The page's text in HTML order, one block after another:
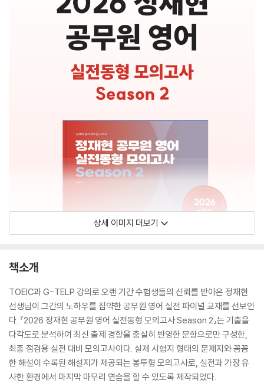
상세 이미지 더보기
책소개
TOEIC과 G-TELP 강의로 오랜 기간 수험생들의 신뢰를 받아온 정재현
선생님이 그간의 노하우를 집약한 공무원 영어 실전 파이널 교재를 선보인
다. 『2026 정재현 공무원 영어 실전동형 모의고사 Season 2』는 기출을
다각도로 분석하여 최신 출제 경향을 충실히 반영한 문항으로만 구성한,
최종 점검용 실전 대비 모의고사이다. 실제 시험지 형태의 문제지와 꼼꼼
한 해설이 수록된 해설지가 제공되는 봉투형 모의고사로, 실전과 가장 유
사한 환경에서 마지막 마무리 연습을 할 수 있도록 제작되었다.